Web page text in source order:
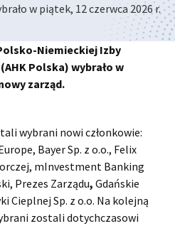
Poland
w piątek, 12 czerwca 2026 r.
Niemieckiej Izby
Polska) wybrało w
zarząd.
wybrani nowi członkowie:
Bayer Sp. z o.o., Felix
mInvestment Banking
Prezes Zarządu, Gdańskie
Cieplnej Sp. z o.o. Na kolejną
zostali dotychczasowi